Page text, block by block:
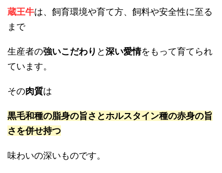
蔵王牛は、飼育環境や育て方、飼料や安全性に至る
まで
生産者の強いこだわり と深い愛情をもって育てられ
ています。
その肉質は
黒毛和種の脂身の旨さとホルスタイン種の赤身の旨
さを併せ持つ
味わいの深いものです。